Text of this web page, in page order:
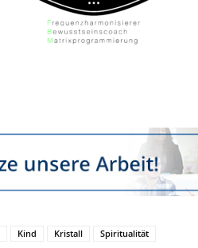
Kind Kristall Spiritualität